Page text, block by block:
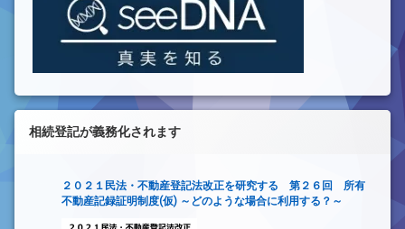
相続登記が義務化されます
２０２１民法・不動産登記法改正を研究する 第２６回 所有
不動産記録証明制度(仮) ～どのような場合に利用する？～